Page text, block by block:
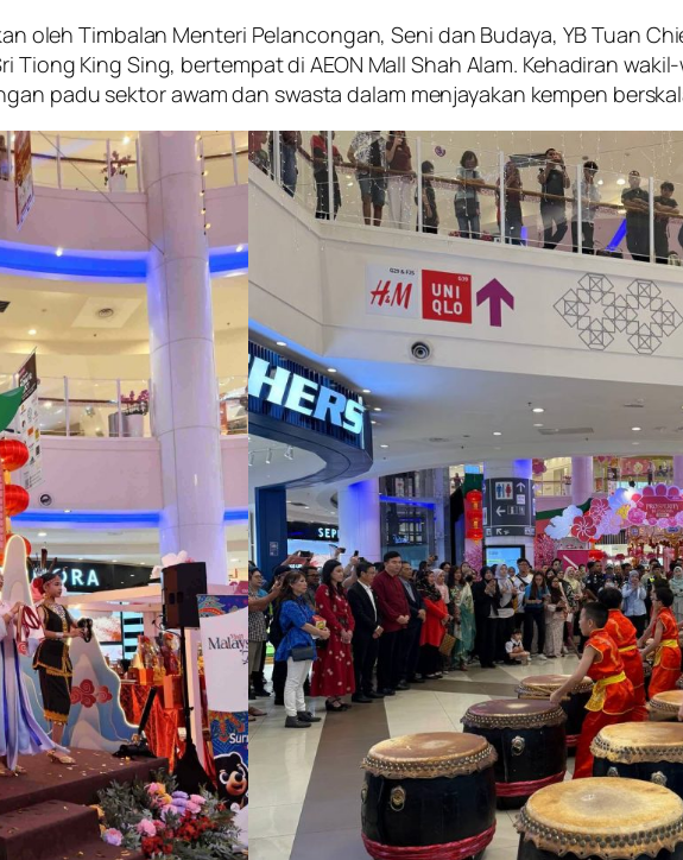
oleh Timbalan Menteri Pelancongan, Seni dan Budaya, YB Tuan
Tiong King Sing, bertempat di AEON Mall Shah Alam. Kehadiran
padu sektor awam dan swasta dalam menjayakan kempen